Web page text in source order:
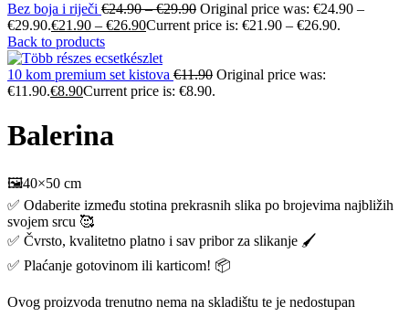
Bez boja i riječi €24.90–€29.90 Original price was: €24.90 –
€29.90.€21.90 – €26.90Current price is: €21.90 – €26.90.
Back to products
10 kom premium set kistova €11.90 Original price was:
€11.90.€8.90Current price is: €8.90.
Balerina
🖼️40×50 cm
✅ Odaberite između stotina prekrasnih slika po brojevima najbližih
svojem srcu 🥰
✅ Čvrsto, kvalitetno platno i sav pribor za slikanje 🖌️
✅ Plaćanje gotovinom ili karticom! 📦
Ovog proizvoda trenutno nema na skladištu te je nedostupan